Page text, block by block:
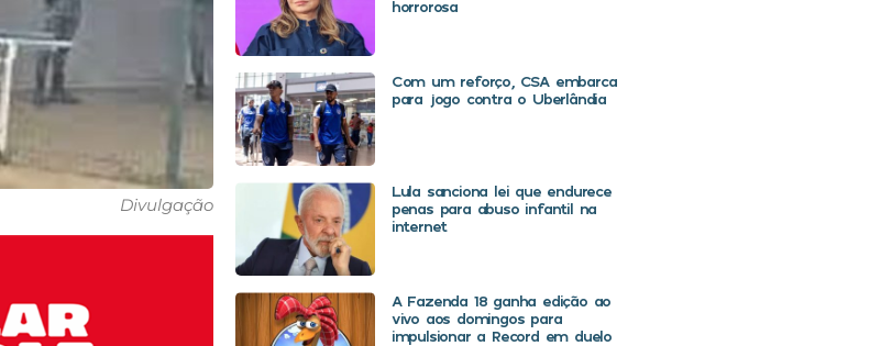
Divulgação
horrorosa
Com um reforço, CSA embarca
para jogo contra o Uberlândia
Lula sanciona lei que endurece
penas para abuso infantil na
internet
A Fazenda 18 ganha edição ao
vivo aos domingos para
impulsionar a Record em duelo